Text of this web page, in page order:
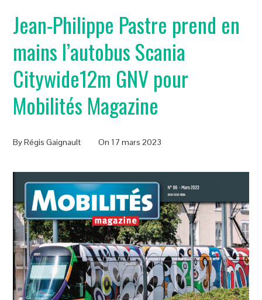
Jean-Philippe Pastre prend en
mains l’autobus Scania
Citywide12m GNV pour
Mobilités Magazine
ByRégis Gaignault On 17 mars 2023